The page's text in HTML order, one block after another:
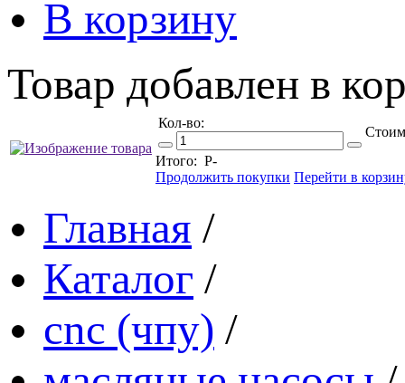
В корзину
Товар добавлен в
Кол-во:
Итого: Р-
Продолжить покупки Перейти в
Главная /
Каталог /
cnc (чпу) /